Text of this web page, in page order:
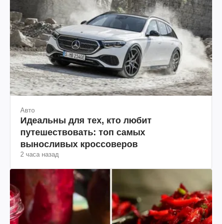
Авто
Идеальны для тех, кто любит
путешествовать: топ самых
выносливых кроссоверов
2 часа назад